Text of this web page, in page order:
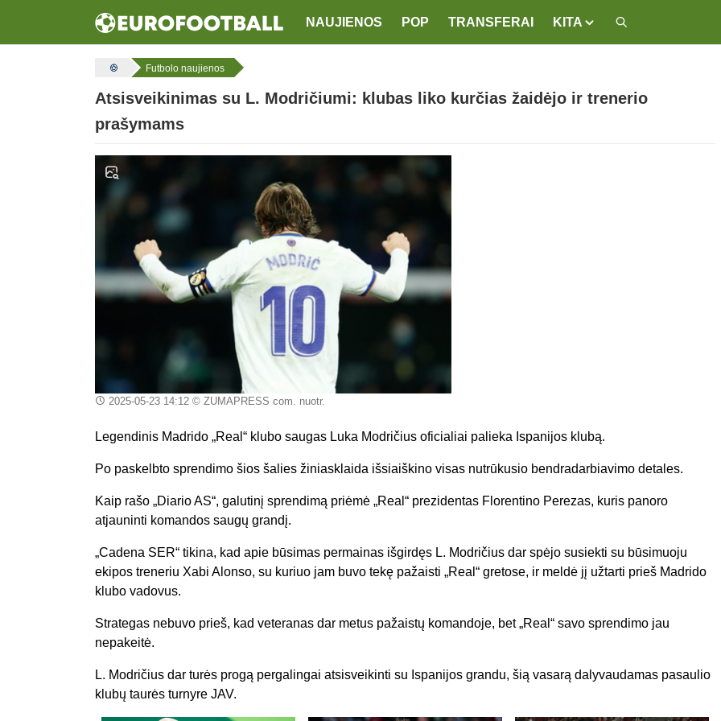
NAUJIENOS POP TRANSFERAI KITA
Futbolo naujienos
Atsisveikinimas su L. Modričiumi: klubas liko kurčias žaidėjo ir trenerio
prašymams
2025-05-23 14:12© ZUMAPRESS com. nuotr.
Legendinis Madrido „Real“ klubo saugas Luka Modričius oficialiai palieka Ispanijos klubą.
Po paskelbto sprendimo šios šalies žiniasklaida išsiaiškino visas nutrūkusio bendradarbiavimo detales.
Kaip rašo „Diario AS“, galutinį sprendimą priėmė „Real“ prezidentas Florentino Perezas, kuris panoro
atjauninti komandos saugų grandį.
„Cadena SER“ tikina, kad apie būsimas permainas išgirdęs L. Modričius dar spėjo susiekti su būsimuoju
ekipos treneriu Xabi Alonso, su kuriuo jam buvo tekę pažaisti „Real“ gretose, ir meldė jį užtarti prieš Madrido
klubo vadovus.
Strategas nebuvo prieš, kad veteranas dar metus pažaistų komandoje, bet „Real“ savo sprendimo jau
nepakeitė.
L. Modričius dar turės progą pergalingai atsisveikinti su Ispanijos grandu, šią vasarą dalyvaudamas pasaulio
klubų taurės turnyre JAV.